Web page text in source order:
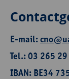
E-mail:
Tel.: 03 265
IBAN: BE34